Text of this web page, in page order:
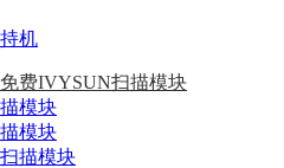
机
费IVYSUN扫描模块
模块
模块
描模块